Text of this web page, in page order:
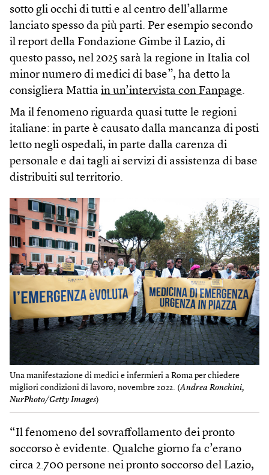
sotto gli occhi di tutti e al centro dell’allarme
lanciato spesso da più parti. Per esempio secondo
il report della Fondazione Gimbe il Lazio, di
questo passo, nel 2025 sarà la regione in Italia col
minor numero di medici di base”, ha detto la
consigliera Mattia in un’intervista con Fanpage.
Ma il fenomeno riguarda quasi tutte le regioni
italiane: in parte è causato dalla mancanza di posti
letto negli ospedali, in parte dalla carenza di
personale e dai tagli ai servizi di assistenza di base
distribuiti sul territorio.
Una manifestazione di medici e infermieri a Roma per chiedere
migliori condizioni di lavoro, novembre 2022. (Andrea Ronchini,
NurPhoto/Getty Images)
“Il fenomeno del sovraffollamento dei pronto
soccorso è evidente. Qualche giorno fa c’erano
circa 2.700 persone nei pronto soccorso del Lazio,